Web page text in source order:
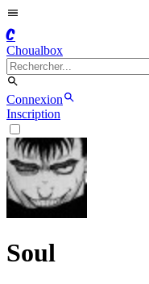
C
Choualbox
Connexion
Inscription
Soul